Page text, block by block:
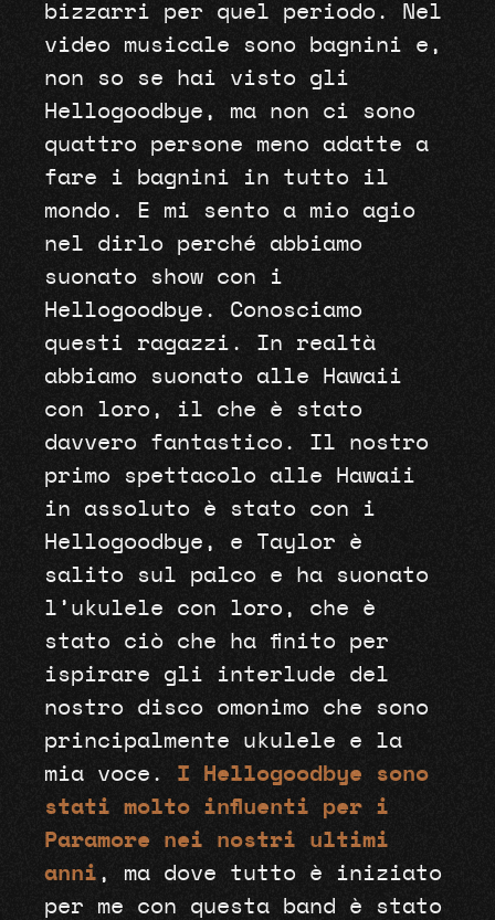
bizzarri per quel periodo. Nel
video musicale sono bagnini e,
non so se hai visto gli
Hellogoodbye, ma non ci sono
quattro persone meno adatte a
fare i bagnini in tutto il
mondo. E mi sento a mio agio
nel dirlo perché abbiamo
suonato show con i
Hellogoodbye. Conosciamo
questi ragazzi. In realtà
abbiamo suonato alle Hawaii
con loro, il che è stato
davvero fantastico. Il nostro
primo spettacolo alle Hawaii
in assoluto è stato con i
Hellogoodbye, e Taylor è
salito sul palco e ha suonato
l’ukulele con loro, che è
stato ciò che ha finito per
ispirare gli interlude del
nostro disco omonimo che sono
principalmente ukulele e la
mia voce. I
Hellogoodbye sono
stati molto influenti per i
Paramore nei nostri ultimi
anni , ma dove tutto è iniziato
per me con questa band è stato